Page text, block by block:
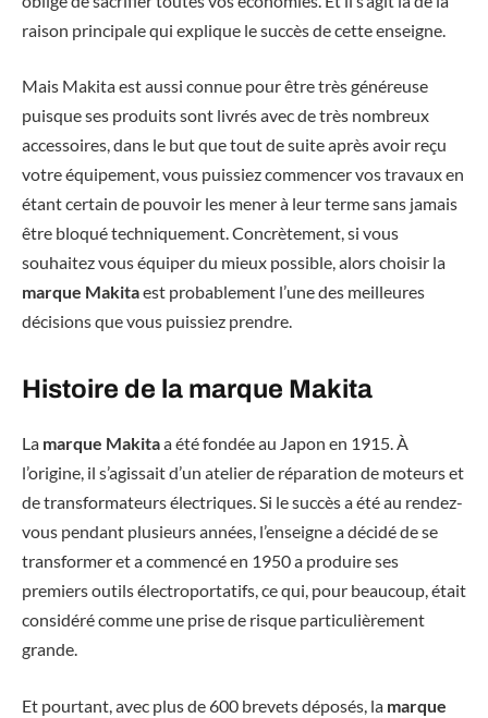
raison principale qui explique le succès de cette enseigne.
Mais Makita est aussi connue pour être très généreuse
puisque ses produits sont livrés avec de très nombreux
accessoires, dans le but que tout de suite après avoir reçu
votre équipement, vous puissiez commencer vos travaux en
étant certain de pouvoir les mener à leur terme sans jamais
être bloqué techniquement. Concrètement, si vous
souhaitez vous équiper du mieux possible, alors choisir la
marque Makitaest probablement l’une des meilleures
décisions que vous puissiez prendre.
Histoire de la marque Makita
La marque Makitaa été fondée au Japon en 1915. À
l’origine, il s’agissait d’un atelier de réparation de moteurs et
de transformateurs électriques. Si le succès a été au rendez-
vous pendant plusieurs années, l’enseigne a décidé de se
transformer et a commencé en 1950 a produire ses
premiers outils électroportatifs, ce qui, pour beaucoup, était
considéré comme une prise de risque particulièrement
grande.
Et pourtant, avec plus de 600 brevets déposés, la marque